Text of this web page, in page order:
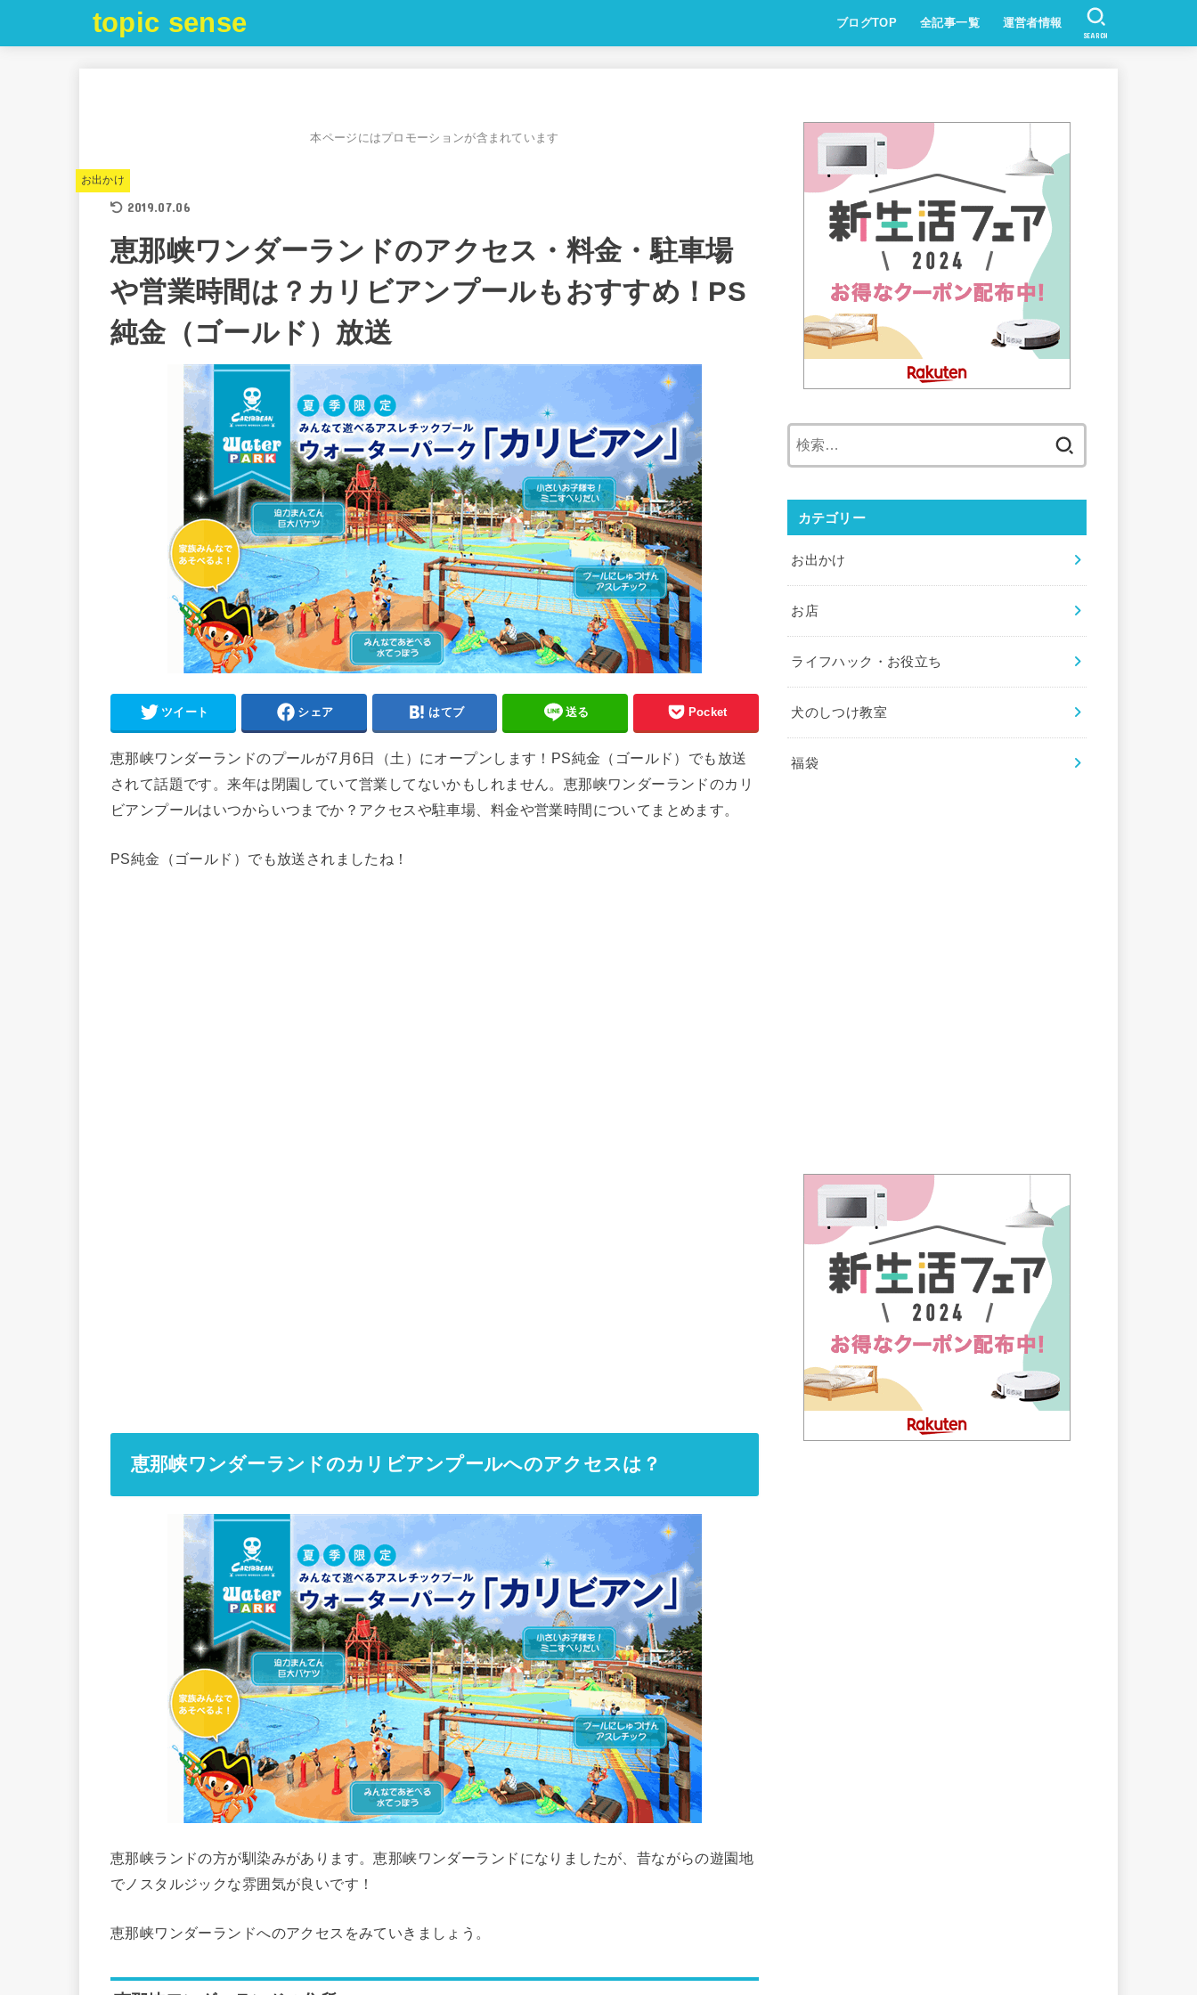
topic sense ブログTOP 全記事一覧 運営者情報
SEARCH
本ページにはプロモーションが含まれています
お出かけ
2019.07.06
恵那峡ワンダーランドのアクセス・料金・駐車場
や営業時間は？カリビアンプールもおすすめ！PS
純金（ゴールド）放送
ツイート シェア はてブ 送る Pocket
恵那峡ワンダーランドのプールが7月6日（土）にオープンします！PS純金（ゴールド）でも放送
されて話題です。来年は閉園していて営業してないかもしれません。恵那峡ワンダーランドのカリ
ビアンプールはいつからいつまでか？アクセスや駐車場、料金や営業時間についてまとめます。
PS純金（ゴールド）でも放送されましたね！
恵那峡ワンダーランドのカリビアンプールへのアクセスは？
恵那峡ランドの方が馴染みがあります。恵那峡ワンダーランドになりましたが、昔ながらの遊園地
でノスタルジックな雰囲気が良いです！
恵那峡ワンダーランドへのアクセスをみていきましょう。
カテゴリー
お出かけ
お店
ライフハック・お役立ち
犬のしつけ教室
福袋